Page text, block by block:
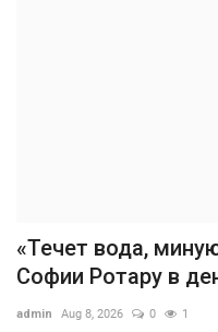
«Течет вода,
Софии Ротару в
admin Aug 8, 2026 0 1